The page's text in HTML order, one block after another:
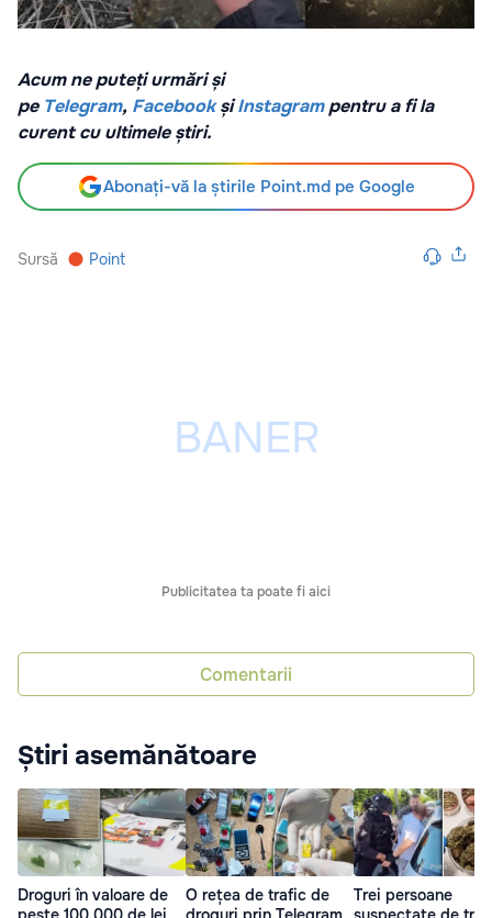
Acum ne puteți urmări și
pe Telegram, Facebook șiInstagrampentru a fi la
curent cu ultimele știri.
Abonați-vă la știrile Point.md pe Google
Sursă Point
Publicitatea ta poate fi aici
Comentarii
Știri asemănătoare
Droguri în valoare de
O rețea de trafic de
Trei persoane